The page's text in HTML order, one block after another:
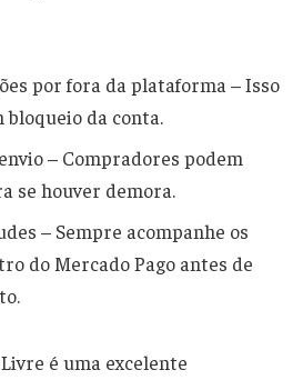
por fora da plataforma – Isso
da conta.
– Compradores podem
se houver demora.
– Sempre acompanhe os
do Mercado Pago antes de
é uma excelente